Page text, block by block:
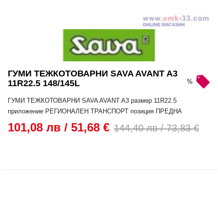
ГУМИ ТЕЖКОТОВАРНИ SAVA AVANT A3
11R22.5 148/145L
ГУМИ ТЕЖКОТОВАРНИ SAVA AVANT A3 размер 11R22.5
приложение РЕГИОНАЛЕН ТРАНСПОРТ позиция ПРЕДНА
101,08 лв / 51,68 € 144,40 лв / 73,83 €
%